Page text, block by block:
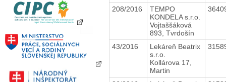
208/2016
TEMPO
KONDELA s.r.o.
Vojtaššáková
893, Tvrdošín
43/2016
Lekáreň Beatrix
s.r.o.
Kollárova 17,
Martin